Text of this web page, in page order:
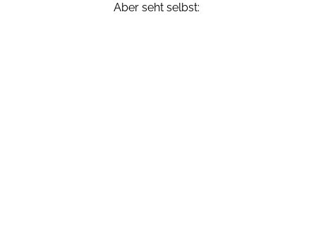
Aber seht selbst: